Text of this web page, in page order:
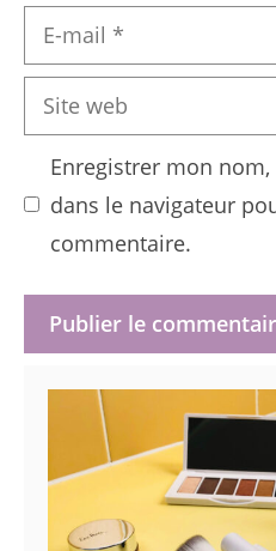
mail
Site
web
Enregistrer mon
dans le navigateur
commentaire.